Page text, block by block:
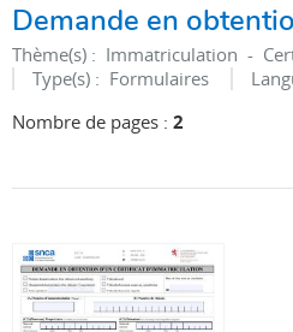
Demande en
Thème(s) : Immatriculation -
Type(s) : Formulaires
Nombre de pages : 2